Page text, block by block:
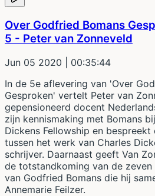
Over Godfried Bomans
5 - Peter van Zonneveld
Jun 05 2020 | 00:35:44
In de 5e aflevering van 'Over
Gesproken' vertelt Peter van
gepensioneerd docent
zijn kennismaking met Bomans
Dickens Fellowship en
tussen het werk van Charles
schrijver. Daarnaast geeft Van
de totstandkoming van de zeven
van Godfried Bomans die hij
Annemarie Feilzer.